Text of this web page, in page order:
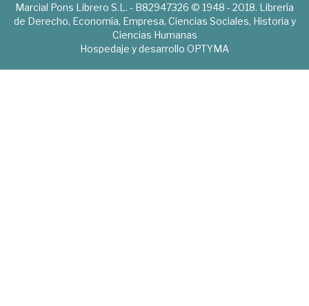
Marcial Pons Librero S.L. - B82947326 © 1948 - 2018. Librería
de Derecho, Economía, Empresa, Ciencias Sociales, Historia y
Ciencias Humanas
Hospedaje y desarrollo OPTYMA